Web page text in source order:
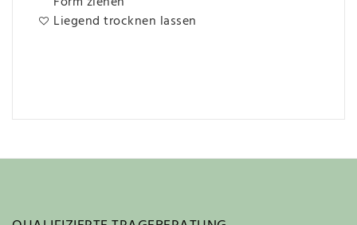
Liegend trocknen lassen